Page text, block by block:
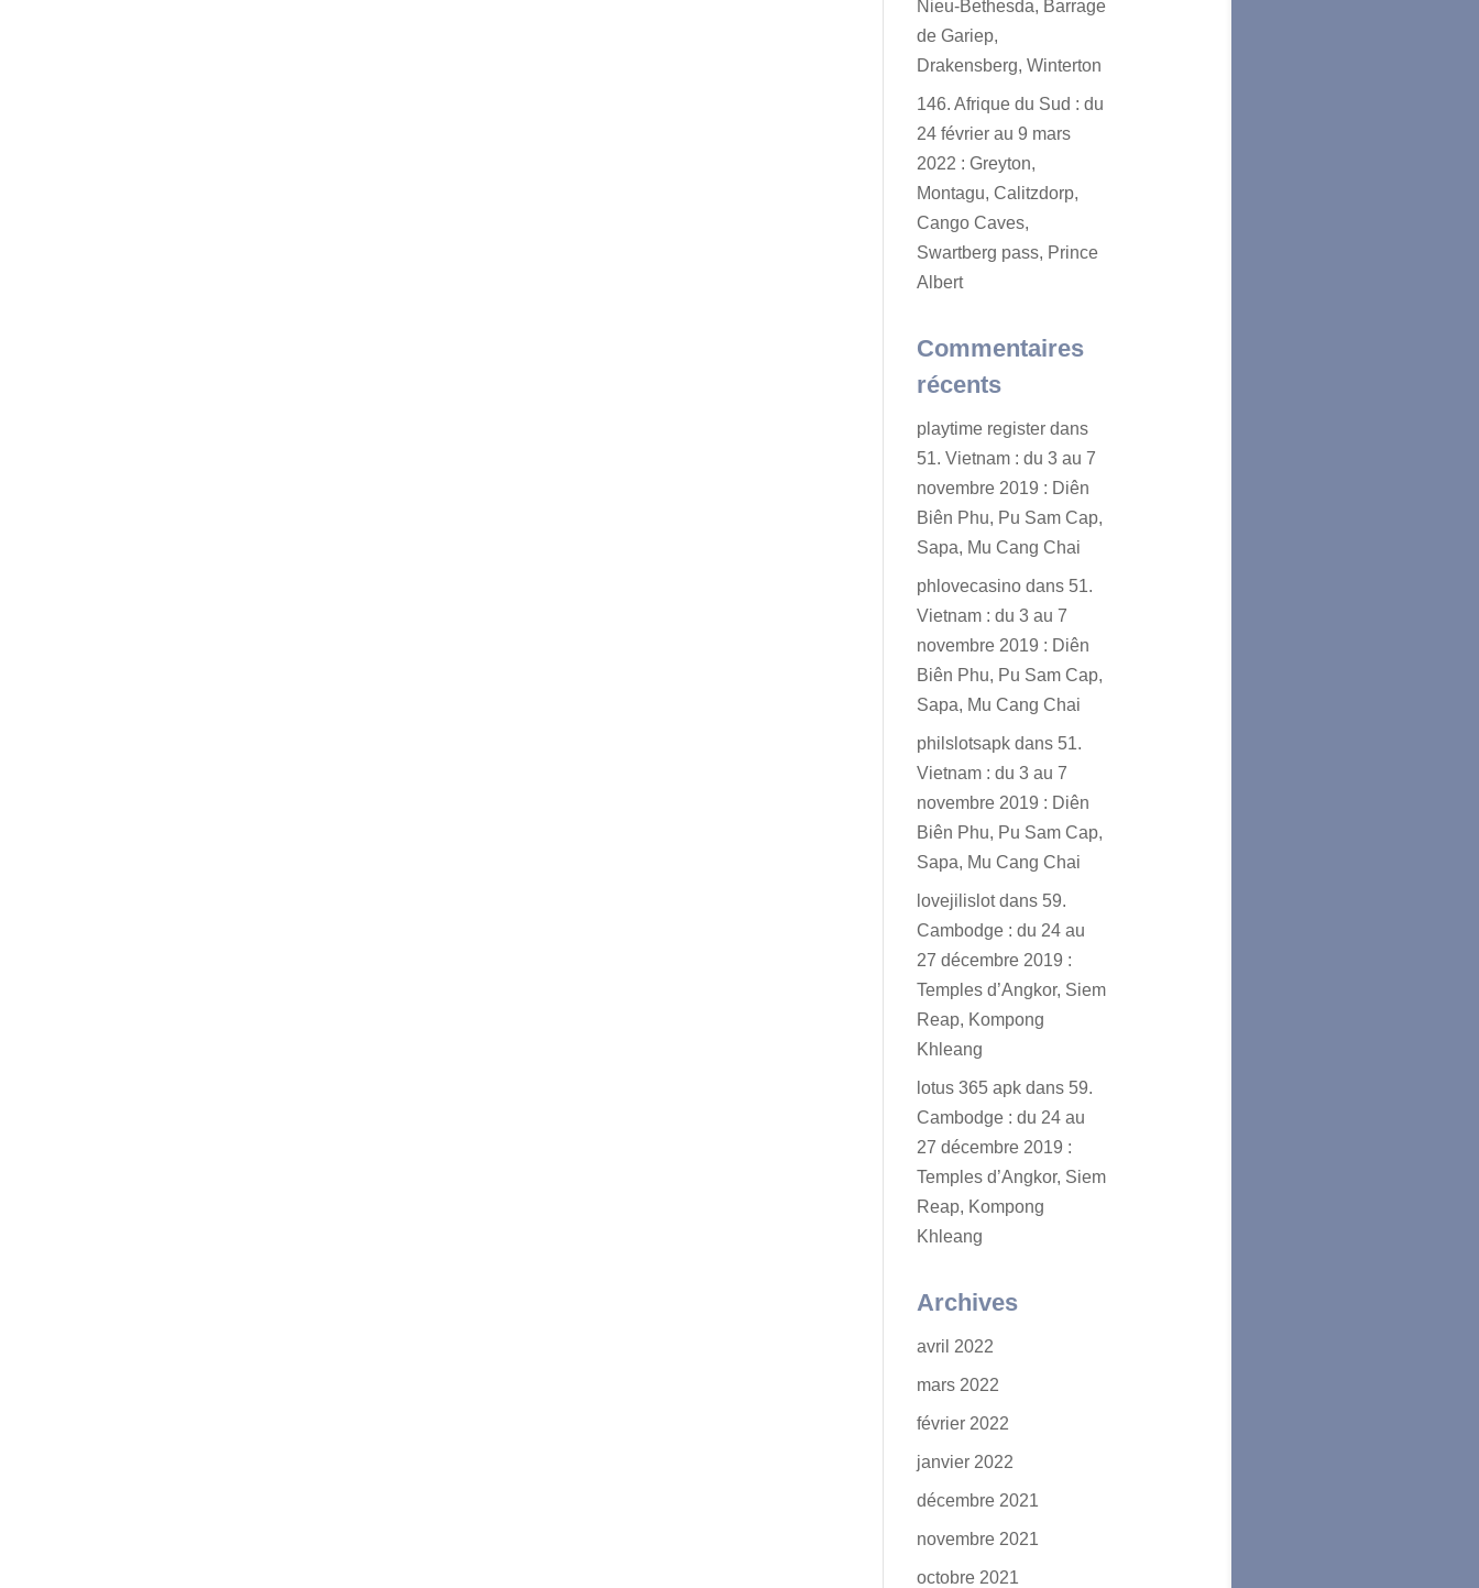
Nieu-Bethesda, Barrage
de Gariep,
Drakensberg, Winterton
146. Afrique du Sud : du
24 février au 9 mars
2022 : Greyton,
Montagu, Calitzdorp,
Cango Caves,
Swartberg pass, Prince
Albert
Commentaires
récents
playtime register dans
51. Vietnam : du 3 au 7
novembre 2019 : Diên
Biên Phu, Pu Sam Cap,
Sapa, Mu Cang Chai
phlovecasino dans 51.
Vietnam : du 3 au 7
novembre 2019 : Diên
Biên Phu, Pu Sam Cap,
Sapa, Mu Cang Chai
philslotsapk dans 51.
Vietnam : du 3 au 7
novembre 2019 : Diên
Biên Phu, Pu Sam Cap,
Sapa, Mu Cang Chai
lovejilislotdans 59.
Cambodge : du 24 au
27 décembre 2019 :
Temples d’Angkor, Siem
Reap, Kompong
Khleang
lotus 365 apk dans 59.
Cambodge : du 24 au
27 décembre 2019 :
Temples d’Angkor, Siem
Reap, Kompong
Khleang
Archives
avril 2022
mars 2022
février 2022
janvier 2022
décembre 2021
novembre 2021
octobre 2021